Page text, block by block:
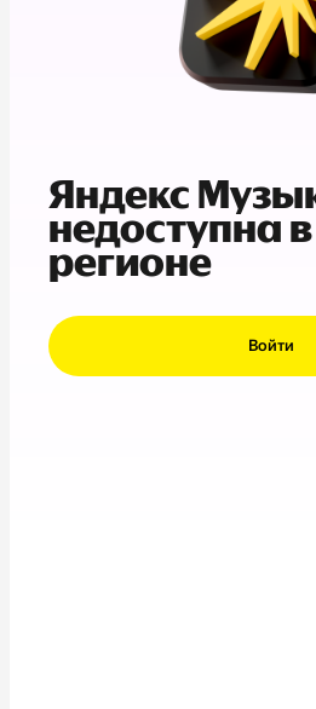
Яндекс
недоступна
регионе
Войти